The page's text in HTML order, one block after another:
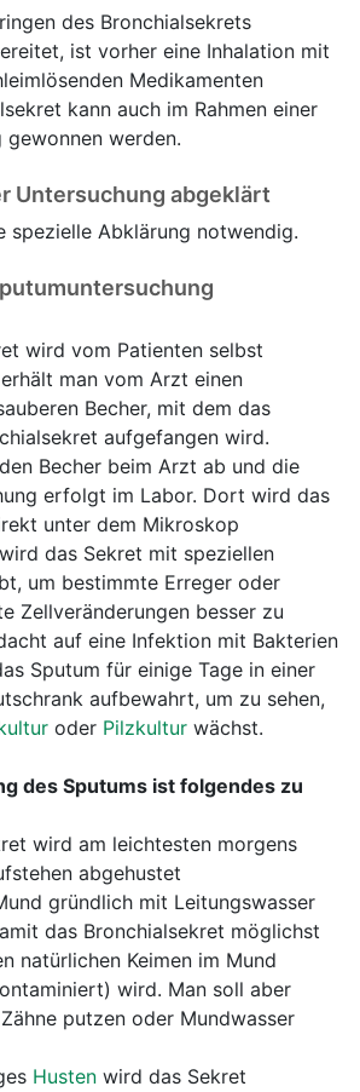
des Bronchialsekrets
ist vorher eine Inhalation mit
Medikamenten
kann auch im Rahmen einer
gewonnen werden.
Untersuchung abgeklärt
spezielle Abklärung notwendig.
wird vom Patienten selbst
man vom Arzt einen
Becher, mit dem das
aufgefangen wird.
Becher beim Arzt ab und die
erfolgt im Labor. Dort wird das
unter dem Mikroskop
das Sekret mit speziellen
um bestimmte Erreger oder
Zellveränderungen besser zu
auf eine Infektion mit Bakterien
Sputum für einige Tage in einer
aufbewahrt, um zu sehen,
oder Pilzkultur wächst.
des Sputums ist folgendes zu
wird am leichtesten morgens
abgehustet
gründlich mit Leitungswasser
das Bronchialsekret möglichst
natürlichen Keimen im Mund
wird. Man soll aber
putzen oder Mundwasser
Husten wird das Sekret